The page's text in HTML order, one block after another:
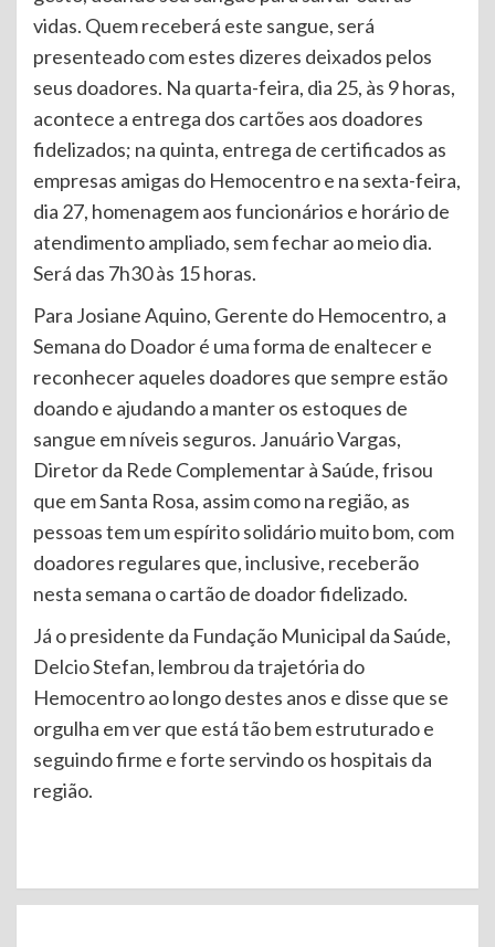
vidas. Quem receberá este sangue, será
presenteado com estes dizeres deixados pelos
seus doadores. Na quarta-feira, dia 25, às 9 horas,
acontece a entrega dos cartões aos doadores
fidelizados; na quinta, entrega de certificados as
empresas amigas do Hemocentro e na sexta-feira,
dia 27, homenagem aos funcionários e horário de
atendimento ampliado, sem fechar ao meio dia.
Será das 7h30 às 15 horas.
Para Josiane Aquino, Gerente do Hemocentro, a
Semana do Doador é uma forma de enaltecer e
reconhecer aqueles doadores que sempre estão
doando e ajudando a manter os estoques de
sangue em níveis seguros. Januário Vargas,
Diretor da Rede Complementar à Saúde, frisou
que em Santa Rosa, assim como na região, as
pessoas tem um espírito solidário muito bom, com
doadores regulares que, inclusive, receberão
nesta semana o cartão de doador fidelizado.
Já o presidente da Fundação Municipal da Saúde,
Delcio Stefan, lembrou da trajetória do
Hemocentro ao longo destes anos e disse que se
orgulha em ver que está tão bem estruturado e
seguindo firme e forte servindo os hospitais da
região.
Continue
Reading